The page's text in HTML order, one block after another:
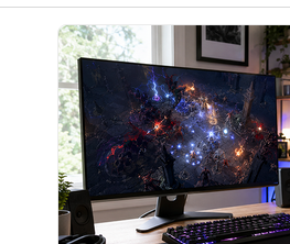
свободу, то обновленная версия Assassin's Creed Black Flag
Resynced усиливает визуальную
переработанные текстуры,
реалистичная вода и более
перенесена на продвинутый
иллюминирования и трассировки